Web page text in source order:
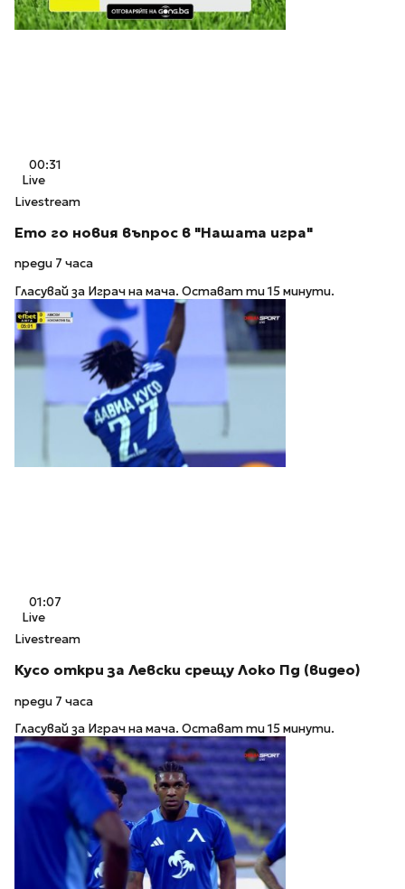
00:31
Live
Livestream
Ето го новия въпрос в "Нашата игра"
преди 7 часа
Гласувай за Играч на мача. Остават ти 15 минути.
01:07
Live
Livestream
Кусо откри за Левски срещу Локо Пд (видео)
преди 7 часа
Гласувай за Играч на мача. Остават ти 15 минути.